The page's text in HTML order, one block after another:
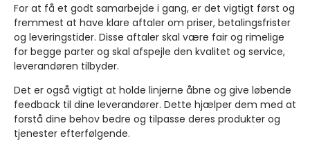
For at få et godt samarbejde i gang, er det vigtigt først og
fremmest at have klare aftaler om priser, betalingsfrister
og leveringstider. Disse aftaler skal være fair og rimelige
for begge parter og skal afspejle den kvalitet og service,
leverandøren tilbyder.
Det er også vigtigt at holde linjerne åbne og give løbende
feedback til dine leverandører. Dette hjælper dem med at
forstå dine behov bedre og tilpasse deres produkter og
tjenester efterfølgende.